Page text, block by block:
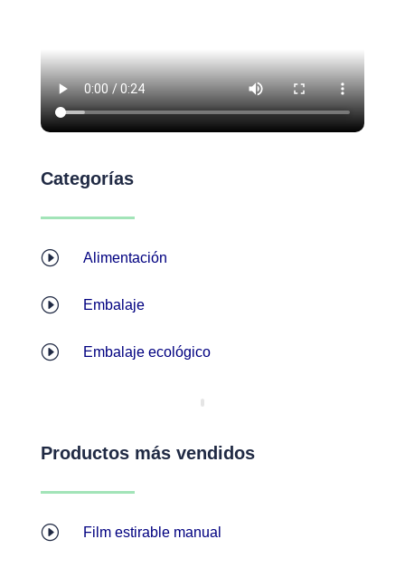
Categorías
I Alimentación
I Embalaje
I Embalaje ecológico
Productos más vendidos
I Film estirable manual